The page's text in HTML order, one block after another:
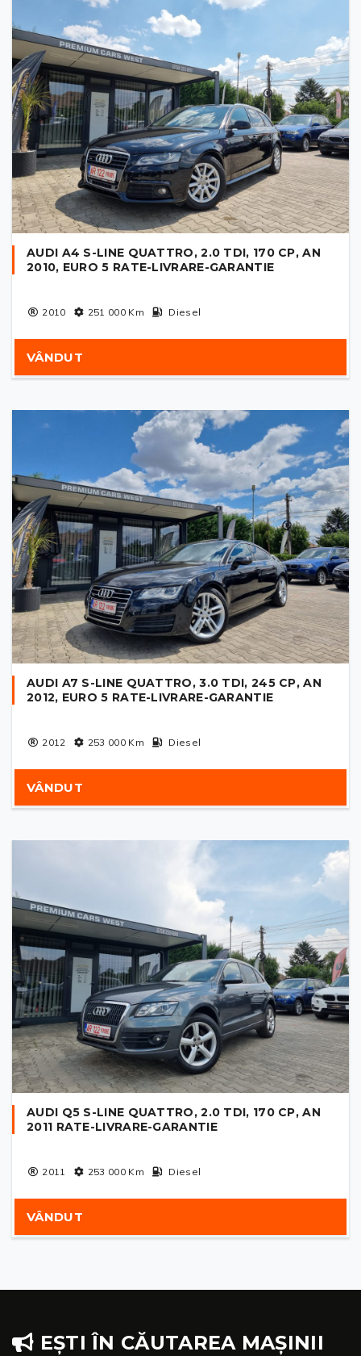
AUDI A4 S-LINE QUATTRO, 2.0 TDI, 170 CP, AN
2010, EURO 5 RATE-LIVRARE-GARANTIE
2010 251 000Km Diesel
VÂNDUT
AUDI A7 S-LINE QUATTRO, 3.0 TDI, 245 CP, AN
2012, EURO 5 RATE-LIVRARE-GARANTIE
2012 253 000Km Diesel
VÂNDUT
AUDI Q5 S-LINE QUATTRO, 2.0 TDI, 170 CP, AN
2011 RATE-LIVRARE-GARANTIE
2011 253 000Km Diesel
VÂNDUT
EȘTI ÎN CĂUTAREA MAȘINII